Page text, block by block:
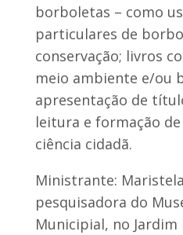
borboletas – como
particulares de
conservação; livros
meio ambiente e/ou
apresentação de
leitura e formação
ciência cidadã.
Ministrante:
pesquisadora do
Municipial, no Jardim